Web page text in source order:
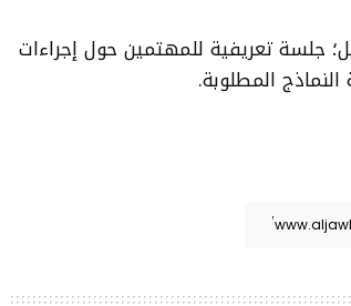
حزيران المقبل؛ جلسة تعريفية للمهتمين حول إجراءات
المطلوبة.